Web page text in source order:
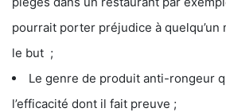
pourrait porter préjudice à quelqu’un
le but ;
Le genre de produit anti-rongeur
l’efficacité dont il fait preuve ;